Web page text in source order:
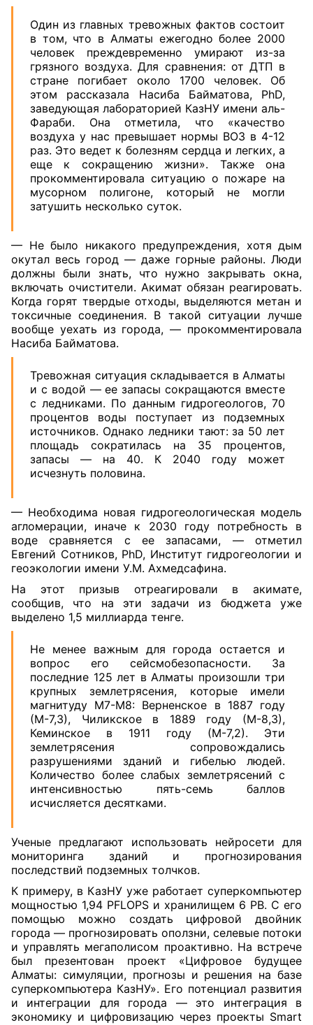
Один из главных тревожных фактов состоит
в том, что в Алматы ежегодно более 2000
человек преждевременно умирают из-за
грязного воздуха. Для сравнения: от ДТП в
стране погибает около 1700 человек. Об
этом рассказала Насиба Байматова, PhD,
заведующая лабораторией КазНУ имени аль-
Фараби. Она отметила, что «качество
воздуха у нас превышает нормы ВОЗ в 4-12
раз. Это ведет к болезням сердца и легких, а
еще к сокращению жизни». Также она
прокомментировала ситуацию о пожаре на
мусорном полигоне, который не могли
затушить несколько суток.
— Не было никакого предупреждения, хотя дым
окутал весь город — даже горные районы. Люди
должны были знать, что нужно закрывать окна,
включать очистители. Акимат обязан реагировать.
Когда горят твердые отходы, выделяются метан и
токсичные соединения. В такой ситуации лучше
вообще уехать из города, — прокомментировала
Насиба Байматова.
Тревожная ситуация складывается в Алматы
и с водой — ее запасы сокращаются вместе
с ледниками. По данным гидрогеологов, 70
процентов воды поступает из подземных
источников. Однако ледники тают: за 50 лет
площадь сократилась на 35 процентов,
запасы — на 40. К 2040 году может
исчезнуть половина.
— Необходима новая гидрогеологическая модель
агломерации, иначе к 2030 году потребность в
воде сравняется с ее запасами, — отметил
Евгений Сотников, PhD, Институт гидрогеологии и
геоэкологии имени У.М. Ахмедсафина.
На этот призыв отреагировали в акимате,
сообщив, что на эти задачи из бюджета уже
выделено 1,5 миллиарда тенге.
Не менее важным для города остается и
вопрос его сейсмобезопасности. За
последние 125 лет в Алматы произошли три
крупных землетрясения, которые имели
магнитуду М7-М8: Верненское в 1887 году
(М-7,3), Чиликское в 1889 году (М-8,3),
Кеминское в 1911 году (М-7,2). Эти
землетрясения сопровождались
разрушениями зданий и гибелью людей.
Количество более слабых землетрясений с
интенсивностью пять-семь баллов
исчисляется десятками.
Ученые предлагают использовать нейросети для
мониторинга зданий и прогнозирования
последствий подземных толчков.
К примеру, в КазНУ уже работает суперкомпьютер
мощностью 1,94 PFLOPS и хранилищем 6 PB. С его
помощью можно создать цифровой двойник
города — прогнозировать оползни, селевые потоки
и управлять мегаполисом проактивно. На встрече
был презентован проект «Цифровое будущее
Алматы: симуляции, прогнозы и решения на базе
суперкомпьютера КазНУ». Его потенциал развития
и интеграции для города — это интеграция в
экономику и цифровизацию через проекты Smart